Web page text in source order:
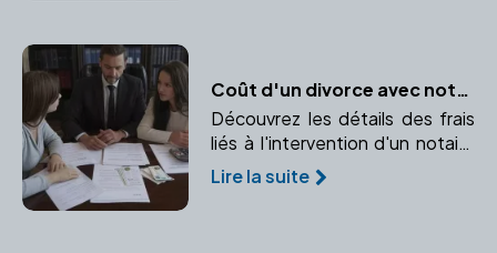
Coût d'un divorce avec notaire : Décryptage
Découvrez les détails des frais
liés à l'intervention d'un notaire
en cas de divorce. Comprendre
les honoraires, frais
Lire la suite